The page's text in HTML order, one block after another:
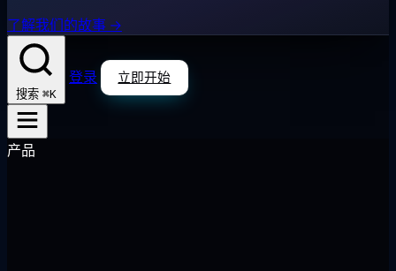
了解我们的故事 →
搜索 ⌘K
登录 立即开始
产品